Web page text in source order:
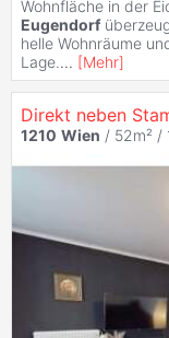
Wohnfläche in der
Eugendorf
helle Wohnräume
Lage.... [Mehr]
1210 Wien / 52m² /